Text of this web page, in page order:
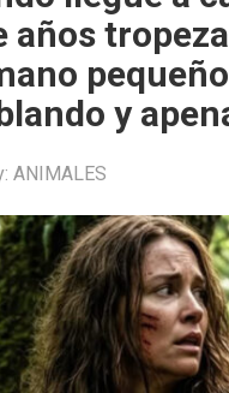
años
y
ANIMALES